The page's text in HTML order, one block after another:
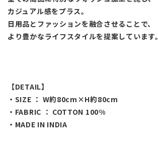
カジュアル感をプラス。
日用品とファッションを融合させることで、
より豊かなライフスタイルを提案しています。
【DETAIL】
・SIZE ： W約80cm×H約80cm
・FABRIC ： COTTON 100%
・MADE IN INDIA